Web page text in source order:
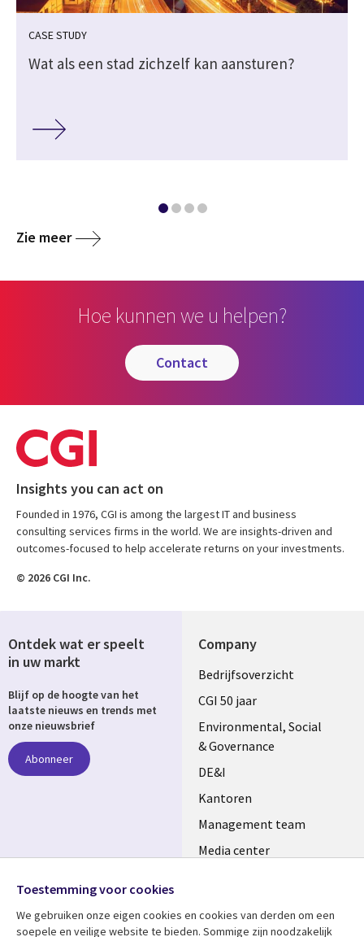
CASE STUDY
Wat als een stad zichzelf kan aansturen?
Zie meer
Hoe kunnen we u helpen?
contact
Insights you can act on
Founded in 1976, CGI is among the largest IT and business
consulting services firms in the world. We are insights-driven and
outcomes-focused to help accelerate returns on your investments.
© 2026 CGI Inc.
Company
Useful
links
NETHERLANDS
Bedrijfsoverzicht
CGI 50 jaar
Environmental, Social
& Governance
DE&I
Kantoren
Management team
Media center
Ontdek wat er speelt
in uw markt
Blijf op de hoogte van het
laatste nieuws en trends met
onze nieuwsbrief
Abonneer
Media
Toestemming voor cookies
We gebruiken onze eigen cookies en cookies van derden om een ​​
soepele en veilige website te bieden. Sommige zijn noodzakelijk